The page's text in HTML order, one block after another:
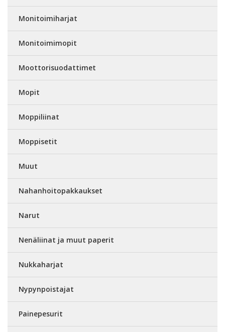
Monitoimiharjat
Monitoimimopit
Moottorisuodattimet
Mopit
Moppiliinat
Moppisetit
Muut
Nahanhoitopakkaukset
Narut
Nenäliinat ja muut paperit
Nukkaharjat
Nypynpoistajat
Painepesurit